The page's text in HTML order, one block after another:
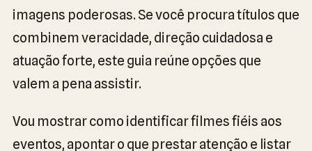
imagens poderosas. Se você procura títulos que
combinem veracidade, direção cuidadosa e
atuação forte, este guia reúne opções que
valem a pena assistir.
Vou mostrar como identificar filmes fiéis aos
eventos, apontar o que prestar atenção e listar